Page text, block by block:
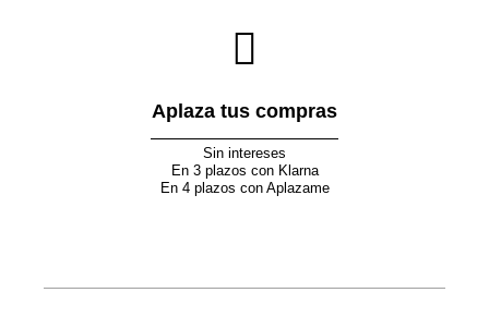
Aplaza tus compras
Sin intereses
En 3 plazos con Klarna
En 4 plazos con Aplazame